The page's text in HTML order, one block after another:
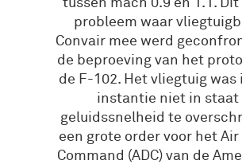
tussen mach 0.9 en 1.1.
probleem waar
Convair mee werd
de beproeving van het
de F-102. Het vliegtuig was
instantie niet in staat
geluidssnelheid te
een grote order voor het Air
Command (ADC) van de